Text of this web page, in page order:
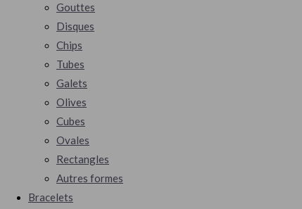
Gouttes
Disques
Chips
Tubes
Galets
Olives
Cubes
Ovales
Rectangles
Autres formes
Bracelets